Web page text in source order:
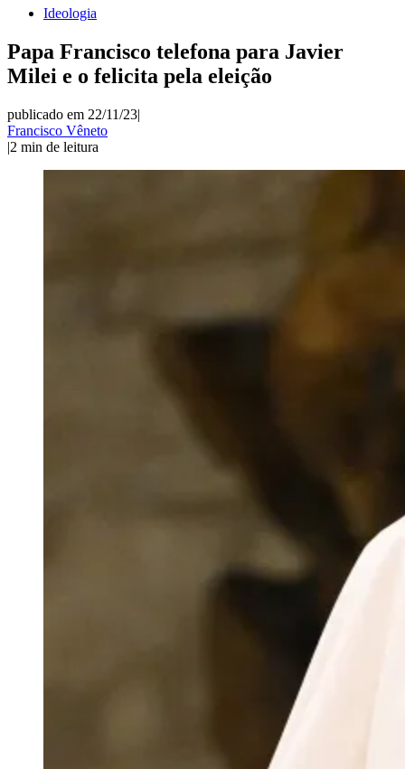
Ideologia
Papa Francisco telefona para Javier
Milei e o felicita pela eleição
publicado em 22/11/23|
Francisco Vêneto
|2 min de leitura